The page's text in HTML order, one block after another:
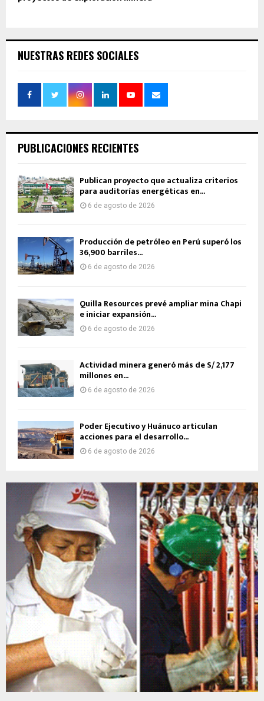
NUESTRAS REDES SOCIALES
PUBLICACIONES RECIENTES
Publican proyecto que actualiza criterios
para auditorías energéticas en...
6 de agosto de 2026
Producción de petróleo en Perú superó los
36,900 barriles...
6 de agosto de 2026
Quilla Resources prevé ampliar mina Chapi
e iniciar expansión...
6 de agosto de 2026
Actividad minera generó más de S/ 2,177
millones en...
6 de agosto de 2026
Poder Ejecutivo y Huánuco articulan
acciones para el desarrollo...
6 de agosto de 2026